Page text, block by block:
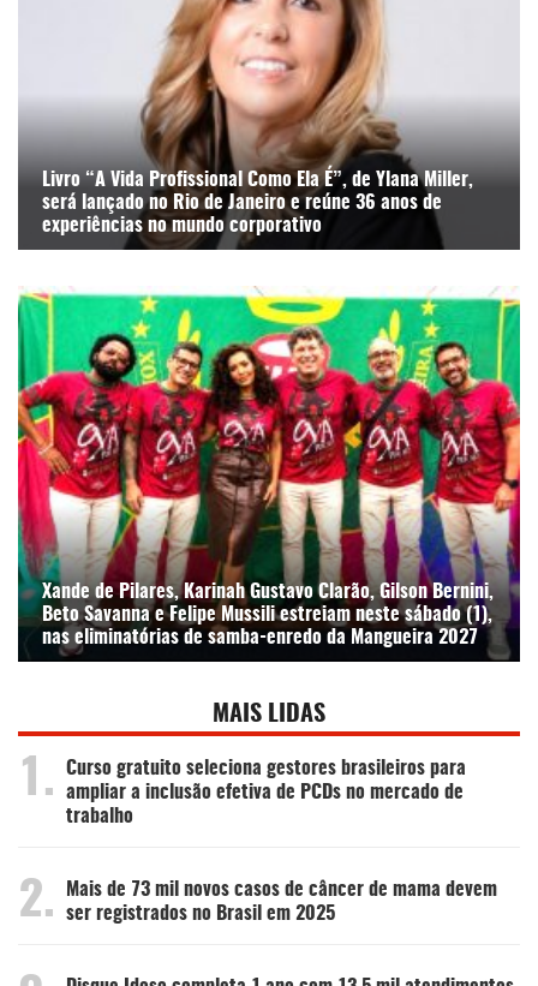
Livro “A Vida Profissional Como Ela É”, de Ylana Miller,
será lançado no Rio de Janeiro e reúne 36 anos de
experiências no mundo corporativo
Xande de Pilares, Karinah Gustavo Clarão, Gilson Bernini,
Beto Savanna e Felipe Mussili estreiam neste sábado (1),
nas eliminatórias de samba-enredo da Mangueira 2027
MAIS LIDAS
1.
Curso gratuito seleciona gestores brasileiros para
ampliar a inclusão efetiva de PCDs no mercado de
trabalho
2.
Mais de 73 mil novos casos de câncer de mama devem
ser registrados no Brasil em 2025